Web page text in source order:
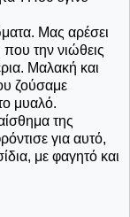
Μας αρέσει
την νιώθεις
Μαλακή και
ζούσαμε
μυαλό.
της
για αυτό,
με φαγητό και